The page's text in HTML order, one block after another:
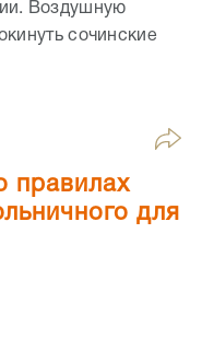
Воздушную
сочинские
правилах
для